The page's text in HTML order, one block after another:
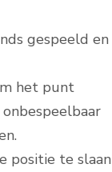
gespeeld en
het punt
positie te slaan